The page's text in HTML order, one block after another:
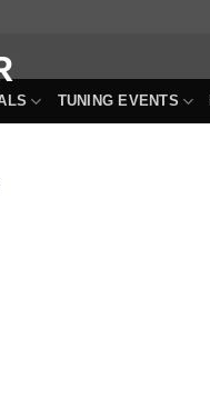
TUNING EVENTS